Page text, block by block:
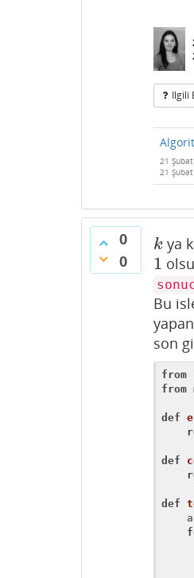
Ilgili
21
21
0
0
k
k ya
1
1
Bu
son
from
from
def
def
def